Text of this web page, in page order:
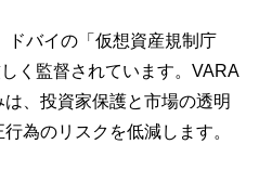
ドバイの「仮想資産規制庁
く監督されています。VARA
、投資家保護と市場の透明
為のリスクを低減します。